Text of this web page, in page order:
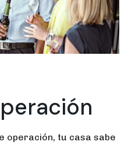
operación, tu casa sabe